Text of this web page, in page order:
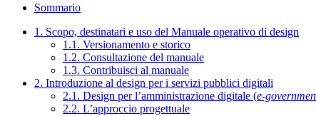
Sommario
1. Scopo, destinatari e uso del Manuale operativo di design
1.1. Versionamento e storico
1.2. Consultazione del manuale
1.3. Contribuisci al manuale
2. Introduzione al design per i servizi pubblici digitali
2.1. Design per l’amministrazione digitale (e-
2.2. L’approccio progettuale